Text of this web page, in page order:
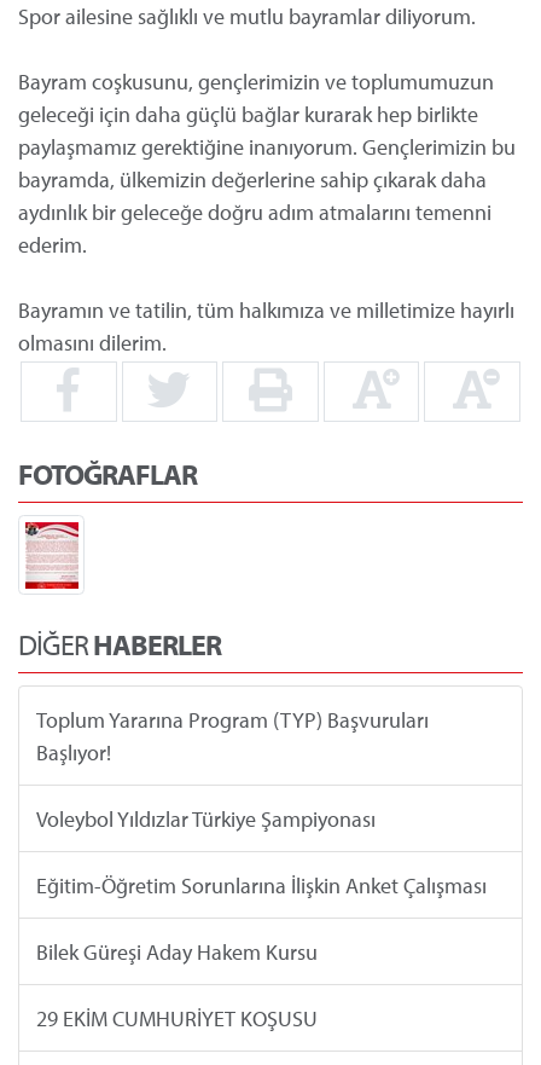
Spor ailesine sağlıklı ve mutlu bayramlar diliyorum.
Bayram coşkusunu, gençlerimizin ve toplumumuzun
geleceği için daha güçlü bağlar kurarak hep birlikte
paylaşmamız gerektiğine inanıyorum. Gençlerimizin bu
bayramda, ülkemizin değerlerine sahip çıkarak daha
aydınlık bir geleceğe doğru adım atmalarını temenni
ederim.
Bayramın ve tatilin, tüm halkımıza ve milletimize hayırlı
olmasını dilerim.
FOTOĞRAFLAR
DİĞERHABERLER
Toplum Yararına Program (TYP) Başvuruları
Başlıyor!
Voleybol Yıldızlar Türkiye Şampiyonası
Eğitim-Öğretim Sorunlarına İlişkin Anket Çalışması
Bilek Güreşi Aday Hakem Kursu
29 EKİM CUMHURİYET KOŞUSU